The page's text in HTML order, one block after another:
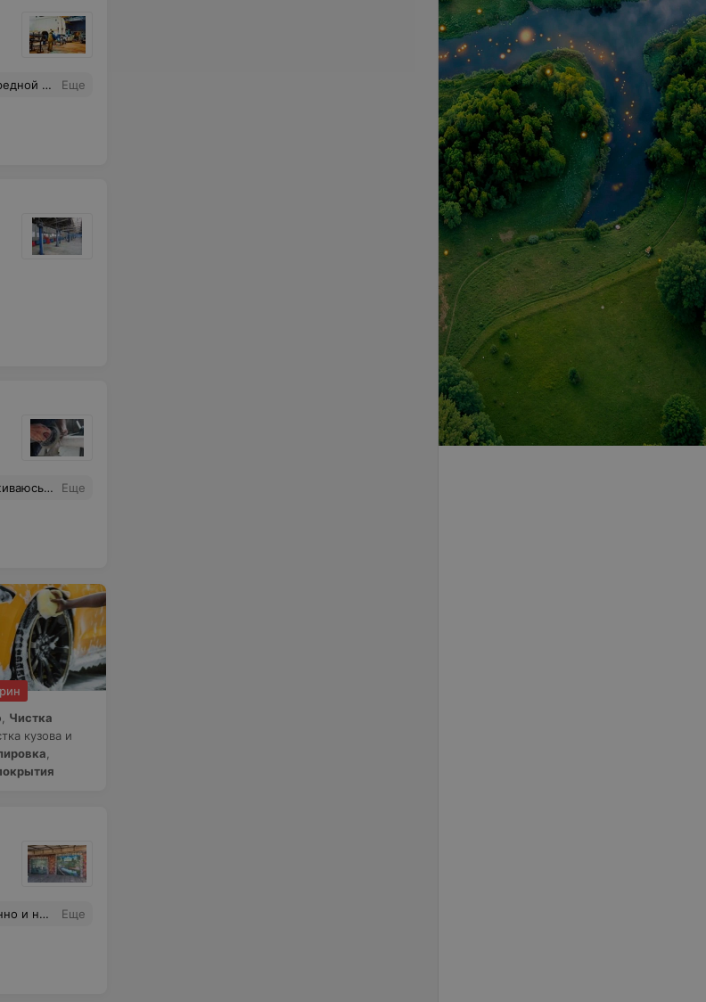
за такую четкую и организованную работу. Еще
это сто больше ни ногой! Еще
Чистка
кузова и
Рекомендую. Еще